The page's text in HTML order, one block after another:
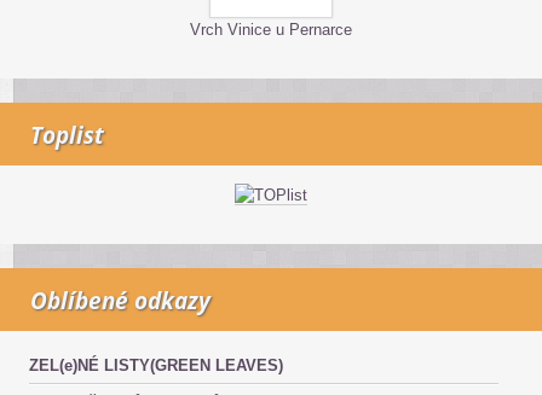
Vrch Vinice u Pernarce
Toplist
Oblíbené odkazy
ZEL(e)NÉ LISTY(GREEN LEAVES)